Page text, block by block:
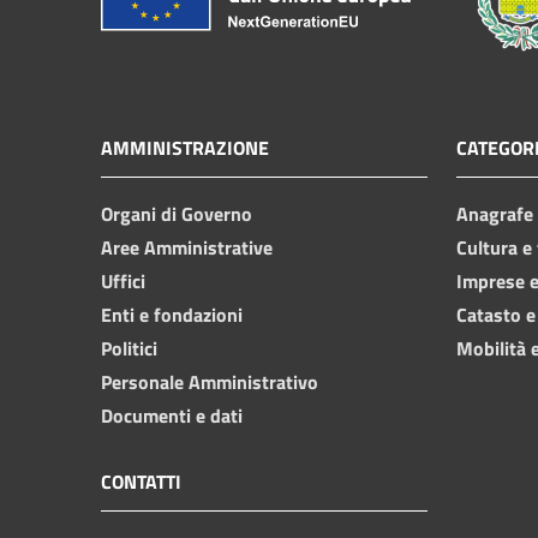
AMMINISTRAZIONE
Organi di Governo
Aree Amministrative
Uffici
Enti e fondazioni
Politici
Personale Amministrativo
Documenti e dati
Cultura
Imprese
Catasto
Mobilità
CONTATTI